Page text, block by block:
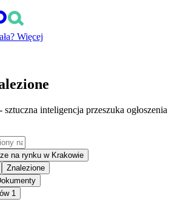
Więcej
inteligencja przeszuka ogłoszenia
na rynku w Krakowie
Znalezione
1